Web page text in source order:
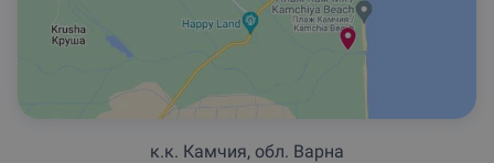
к.к. Камчия, обл. Варна